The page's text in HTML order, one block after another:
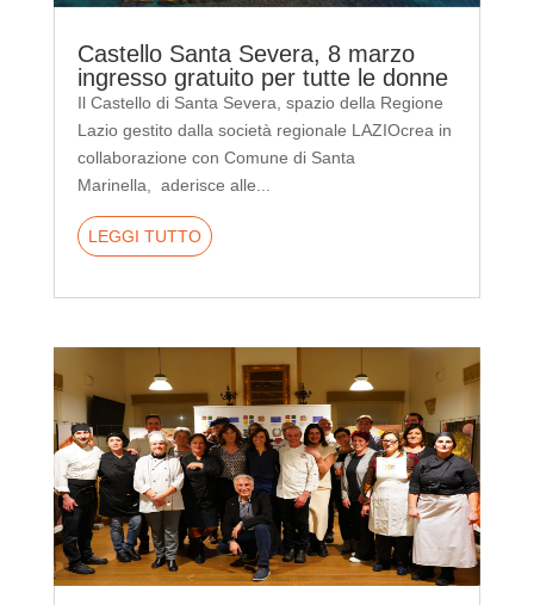
Castello Santa Severa, 8 marzo
ingresso gratuito per tutte le donne
Il Castello di Santa Severa, spazio della Regione
Lazio gestito dalla società regionale LAZIOcrea in
collaborazione con Comune di Santa
Marinella, aderisce alle...
LEGGI TUTTO